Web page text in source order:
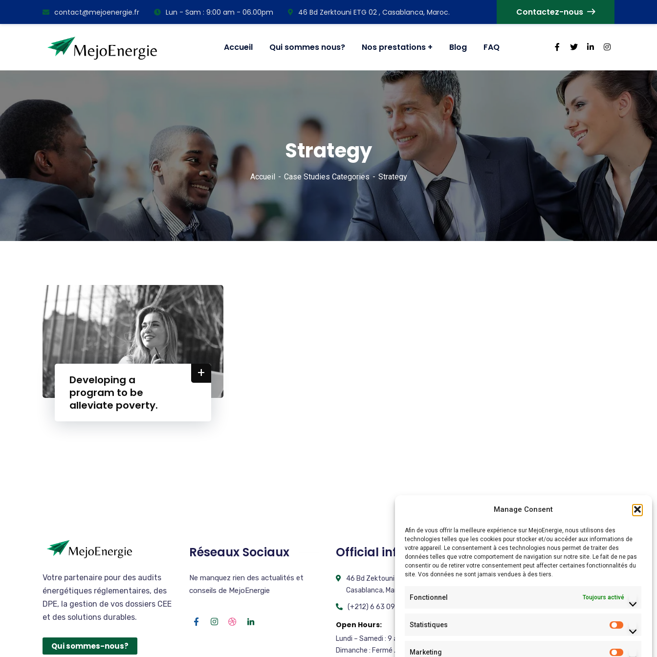
Manage Consent
Afin de vous offrir la meilleure expérience sur MejoEnergie, nous utilisons des
technologies telles que les cookies pour stocker et/ou accéder aux informations de
votre appareil. Le consentement à ces technologies nous permet de traiter des
données telles que votre comportement de navigation sur notre site. Le fait de ne pas
consentir ou de retirer votre consentement peut affecter certaines fonctionnalités du
site. Vos données ne sont jamais vendues à des tiers.
Fonctionnel Toujours activé
Statistiques
Marketing
contact@mejoenergie.fr Lun - Sam : 9:00 am - 06.00pm 46 Bd Zerktouni ETG 02 , Casablanca, Maroc. Contactez-nous
Accueil Qui sommes nous? Nos prestations Blog FAQ
Strategy
Accueil Case Studies Categories Strategy
Developing a
program to be
alleviate poverty.
+
Votre partenaire pour des audits
énergétiques réglementaires, des
DPE, la gestion de vos dossiers CEE
et des solutions durables.
Qui sommes-nous?
Réseaux Sociaux
Ne manquez rien des actualités et
conseils de MejoEnergie
Official info:
46 Bd Zektouni ETG 02 Appt 06
Casablanca, Maroc
(+212) 6 63 09 19 13
Open Hours:
Lundi – Samedi : 9 am – 6 pm,
Dimanche : Fermé .
Instagram